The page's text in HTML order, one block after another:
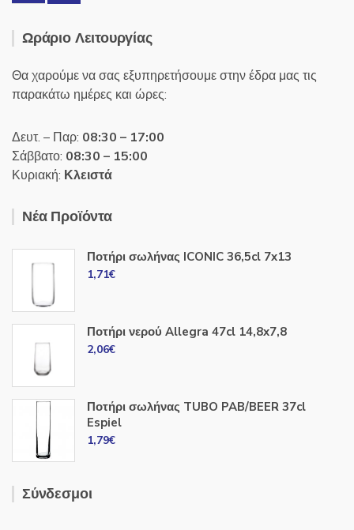
Ωράριο Λειτουργίας
Θα χαρούμε να σας εξυπηρετήσουμε στην έδρα μας τις
παρακάτω ημέρες και ώρες:
Δευτ. – Παρ: 08:30 – 17:00
Σάββατο: 08:30 – 15:00
Κυριακή: Κλειστά
Νέα Προϊόντα
Ποτήρι σωλήνας ICONIC 36,5cl 7x13
1,71€
Ποτήρι νερού Allegra 47cl 14,8x7,8
2,06€
Ποτήρι σωλήνας TUBO PAB/BEER 37cl
Espiel
1,79€
Σύνδεσμοι